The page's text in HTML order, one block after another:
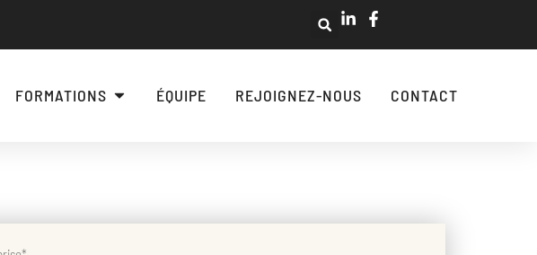
FORMATIONS ÉQUIPE REJOIGNEZ-NOUS CONTACT